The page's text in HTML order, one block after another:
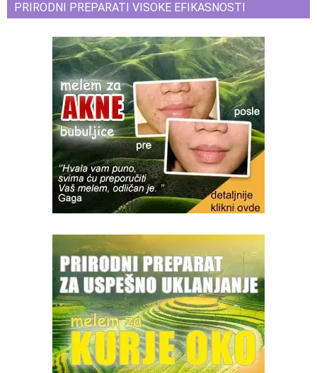
PRIRODNI PREPARATI VISOKE EFIKASNOSTI